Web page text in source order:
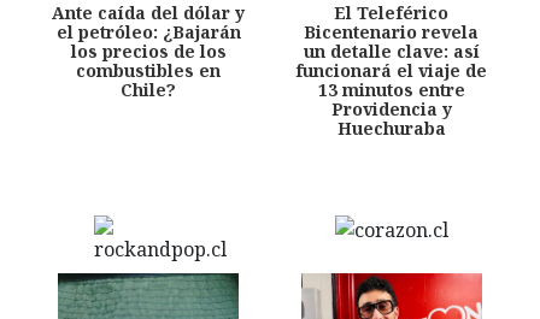
Ante caída del dólar y
el petróleo: ¿Bajarán
los precios de los
combustibles en
Chile?
El Teleférico
Bicentenario revela
un detalle clave: así
funcionará el viaje de
13 minutos entre
Providencia y
Huechuraba